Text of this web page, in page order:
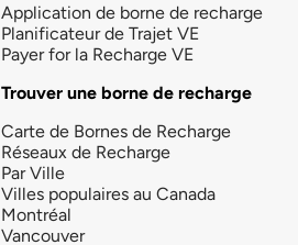
Application de borne de recharge
Planificateur de Trajet VE
Payer for la Recharge VE
Trouver une borne de recharge
Carte de Bornes de Recharge
Réseaux de Recharge
Par Ville
Villes populaires au Canada
Montréal
Vancouver